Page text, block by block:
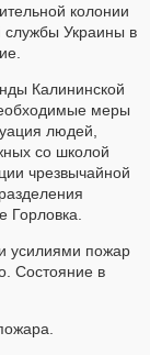
колонии
службы Украины в
Калининской
меры
людей,
со школой
чрезвычайной
Горловка.
усилиями пожар
Состояние в